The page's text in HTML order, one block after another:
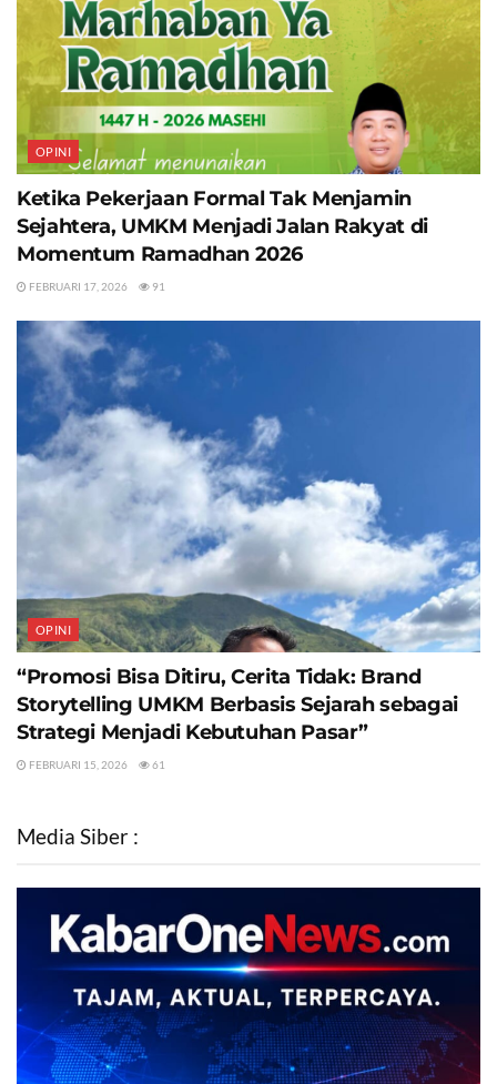
OPINI
Ketika Pekerjaan Formal Tak Menjamin
Sejahtera, UMKM Menjadi Jalan Rakyat di
Momentum Ramadhan 2026
FEBRUARI 17, 2026 91
OPINI
“Promosi Bisa Ditiru, Cerita Tidak: Brand
Storytelling UMKM Berbasis Sejarah sebagai
Strategi Menjadi Kebutuhan Pasar”
FEBRUARI 15, 2026 61
Media Siber :